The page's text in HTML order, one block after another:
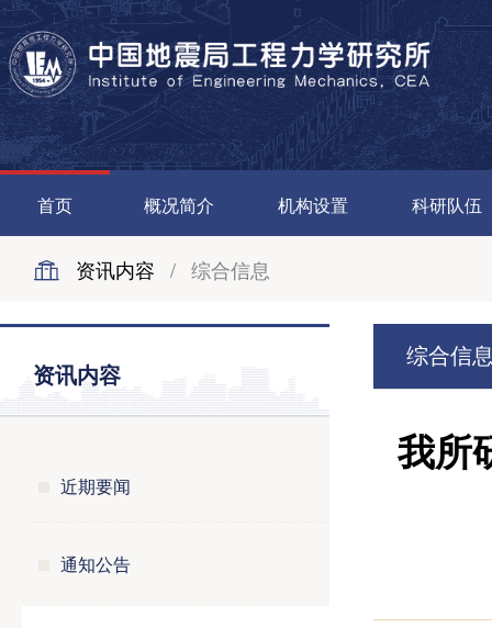
首页 概况简介 机构设置 科研队伍
资讯内容 / 综合信息
资讯内容
近期要闻
通知公告
综合信
我所